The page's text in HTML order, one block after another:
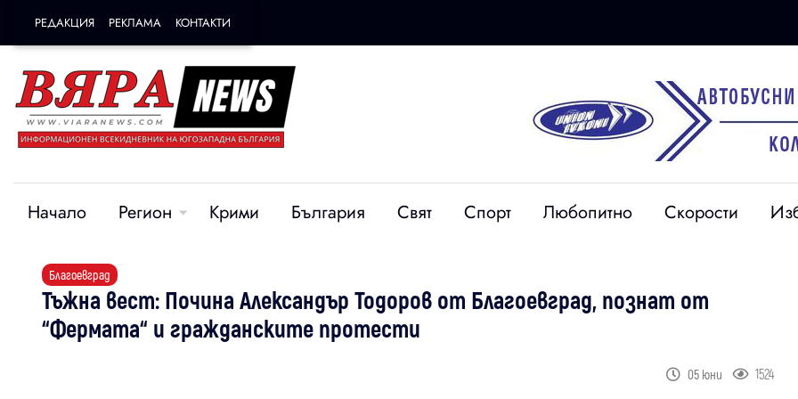
РЕДАКЦИЯ РЕКЛАМА КОНТАКТИ
Начало Регион Крими България Свят Спорт Любопитно Скорости
Благоевград
Тъжна вест: Почина Александър Тодоров от Благоевград, познат от
“Фермата“ и гражданските протести
05 юни 1524